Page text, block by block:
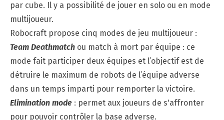
par cube. Il y a possibilité de jouer en solo ou en mode
multijoueur.
Robocraft propose cinq modes de jeu multijoueur :
Team Deathmatch ou match à mort par équipe : ce
mode fait participer deux équipes et l’objectif est de
détruire le maximum de robots de l’équipe adverse
dans un temps imparti pour remporter la victoire.
Elimination mode : permet aux joueurs de s'affronter
pour pouvoir contrôler la base adverse.